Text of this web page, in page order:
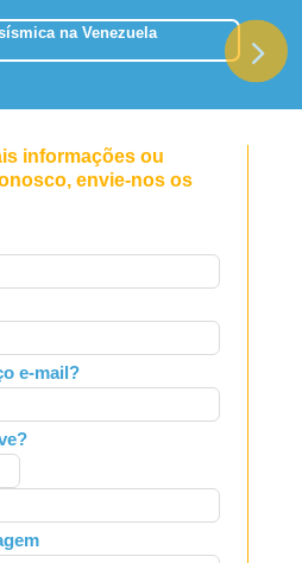
na Venezuela
informações ou
envie-nos os
e-mail?